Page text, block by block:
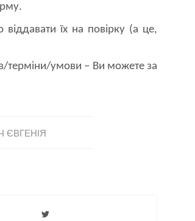
їх на повірку (а це,
терміни/умови – Ви можете за
ЄВГЕНІЯ